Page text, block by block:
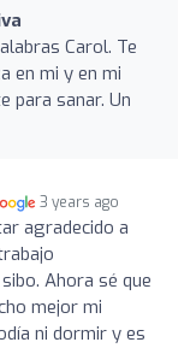
Carol. Te
en mi y en mi
para sanar. Un
3 years ago
agradecido a
Ahora sé que
mejor mi
ni dormir y es